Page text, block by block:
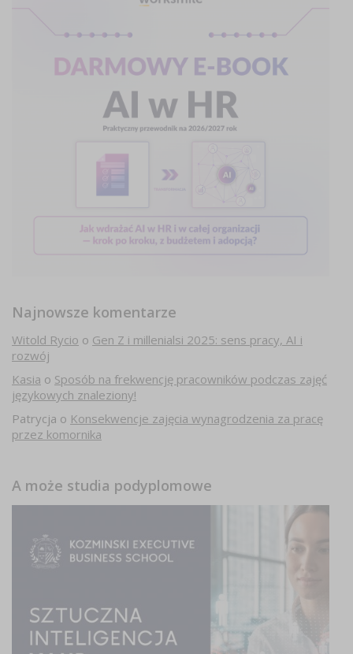
Najnowsze komentarze
Witold Rycio o Gen Z i millenialsi 2025: sens pracy, AI i
rozwój
Kasia o Sposób na frekwencję pracowników podczas zajęć
językowych znaleziony!
Patrycja o Konsekwencje zajęcia wynagrodzenia za pracę
przez komornika
A może studia podyplomowe